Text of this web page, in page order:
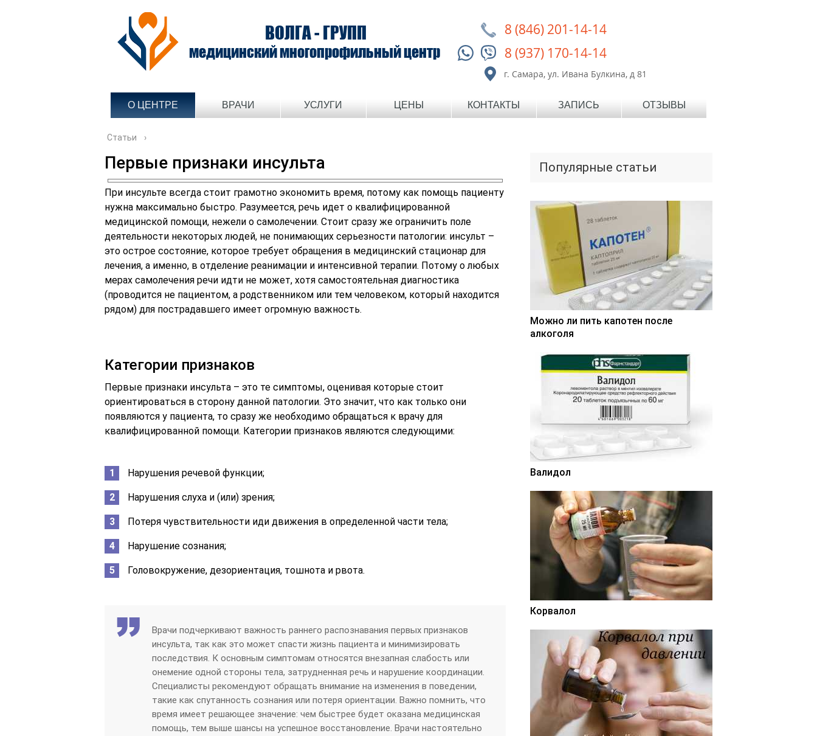
ВОЛГА - ГРУПП
медицинский многопрофильный центр
8 (846) 201-14-14
8 (937) 170-14-14
г. Самара, ул. Ивана Булкина, д 81
О ЦЕНТРЕ ВРАЧИ УСЛУГИ ЦЕНЫ КОНТАКТЫ ЗАПИСЬ ОТЗЫВЫ
Статьи ›
Первые признаки инсульта
При инсульте всегда стоит грамотно экономить время, потому как помощь пациенту
нужна максимально быстро. Разумеется, речь идет о квалифицированной
медицинской помощи, нежели о самолечении. Стоит сразу же ограничить поле
деятельности некоторых людей, не понимающих серьезности патологии: инсульт –
это острое состояние, которое требует обращения в медицинский стационар для
лечения, а именно, в отделение реанимации и интенсивной терапии. Потому о любых
мерах самолечения речи идти не может, хотя самостоятельная диагностика
(проводится не пациентом, а родственником или тем человеком, который находится
рядом) для пострадавшего имеет огромную важность.
Категории признаков
Первые признаки инсульта – это те симптомы, оценивая которые стоит
ориентироваться в сторону данной патологии. Это значит, что как только они
появляются у пациента, то сразу же необходимо обращаться к врачу для
квалифицированной помощи. Категории признаков являются следующими:
Нарушения речевой функции;
Нарушения слуха и (или) зрения;
Потеря чувствительности иди движения в определенной части тела;
Нарушение сознания;
Головокружение, дезориентация, тошнота и рвота.
Врачи подчеркивают важность раннего распознавания первых признаков
инсульта, так как это может спасти жизнь пациента и минимизировать
последствия. К основным симптомам относятся внезапная слабость или
онемение одной стороны тела, затрудненная речь и нарушение координации.
Специалисты рекомендуют обращать внимание на изменения в поведении,
такие как спутанность сознания или потеря ориентации. Важно помнить, что
время имеет решающее значение: чем быстрее будет оказана медицинская
помощь, тем выше шансы на успешное восстановление. Врачи настоятельно
Популярные статьи
Можно ли пить капотен после
алкоголя
Валидол
Корвалол